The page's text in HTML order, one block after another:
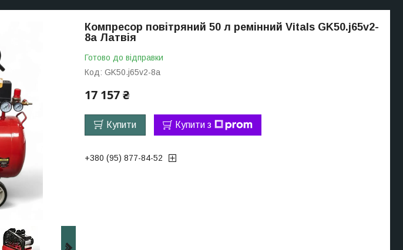
Компресор повітряний 50 л ремінний Vitals GK50.j65v2-
8a Латвія
Готово до відправки
Код: GK50.j65v2-8a
17 157 ₴
Купити Купити з
+380 (95) 877-84-52